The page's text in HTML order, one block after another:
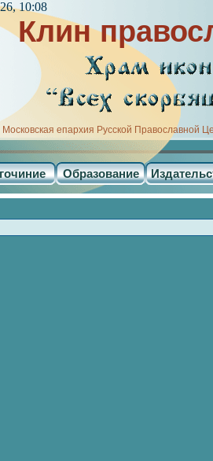
Клин
Московская епархия Русской Православной
Образование
10:08